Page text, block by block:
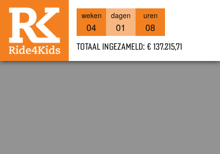
weken
04
dagen
01
uren
08
Totaal ingezameld: € 137.215,71